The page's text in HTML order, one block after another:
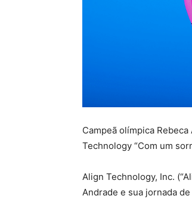
Campeã olímpica
Technology “Com um
Align Technology, Inc.
Andrade e sua jornada